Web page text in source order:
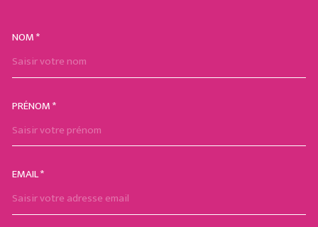
NOM *
PRÉNOM *
EMAIL *